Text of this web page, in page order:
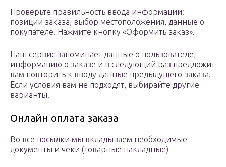
Проверьте правильность ввода информации:
позиции заказа, выбор местоположения, данные о
покупателе. Нажмите кнопку «Оформить заказ».
Наш сервис запоминает данные о пользователе,
информацию о заказе и в следующий раз предложит
вам повторить к вводу данные предыдущего заказа.
Если условия вам не подходят, выбирайте другие
варианты.
Онлайн оплата заказа
Во все посылки мы вкладываем необходимые
документы и чеки (товарные накладные)